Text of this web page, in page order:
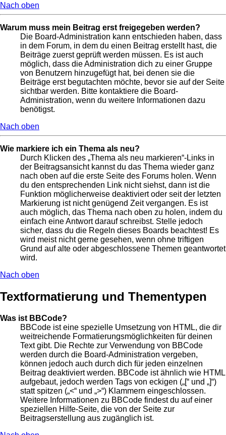
Nach oben
Warum muss mein Beitrag erst freigegeben werden?
Die Board-Administration kann entschieden haben, dass
in dem Forum, in dem du einen Beitrag erstellt hast, die
Beiträge zuerst geprüft werden müssen. Es ist auch
möglich, dass die Administration dich zu einer Gruppe
von Benutzern hinzugefügt hat, bei denen sie die
Beiträge erst begutachten möchte, bevor sie auf der Seite
sichtbar werden. Bitte kontaktiere die Board-
Administration, wenn du weitere Informationen dazu
benötigst.
Nach oben
Wie markiere ich ein Thema als neu?
Durch Klicken des „Thema als neu markieren“-Links in
der Beitragsansicht kannst du das Thema wieder ganz
nach oben auf die erste Seite des Forums holen. Wenn
du den entsprechenden Link nicht siehst, dann ist die
Funktion möglicherweise deaktiviert oder seit der letzten
Markierung ist nicht genügend Zeit vergangen. Es ist
auch möglich, das Thema nach oben zu holen, indem du
einfach eine Antwort darauf schreibst. Stelle jedoch
sicher, dass du die Regeln dieses Boards beachtest! Es
wird meist nicht gerne gesehen, wenn ohne triftigen
Grund auf alte oder abgeschlossene Themen geantwortet
wird.
Nach oben
Textformatierung und Thementypen
Was ist BBCode?
BBCode ist eine spezielle Umsetzung von HTML, die dir
weitreichende Formatierungsmöglichkeiten für deinen
Text gibt. Die Rechte zur Verwendung von BBCode
werden durch die Board-Administration vergeben,
können jedoch auch durch dich für jeden einzelnen
Beitrag deaktiviert werden. BBCode ist ähnlich wie HTML
aufgebaut, jedoch werden Tags von eckigen („[“ und „]“)
statt spitzen („<“ und „>“) Klammern eingeschlossen.
Weitere Informationen zu BBCode findest du auf einer
speziellen Hilfe-Seite, die von der Seite zur
Beitragserstellung aus zugänglich ist.